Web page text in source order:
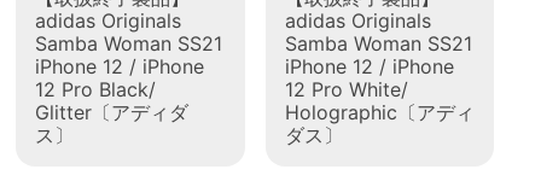
adidas Originals
Samba Woman SS21
iPhone 12 / iPhone
12 Pro Black/
Glitter〔アディダ
ス〕
adidas Originals
Samba Woman SS21
iPhone 12 / iPhone
12 Pro White/
Holographic〔アディ
ダス〕